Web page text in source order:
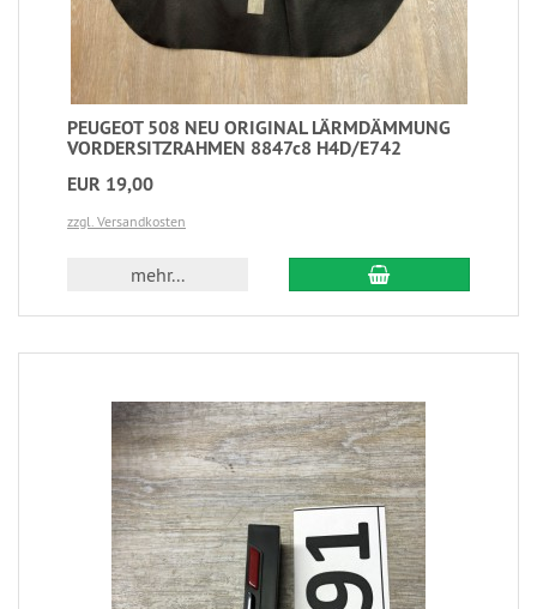
PEUGEOT 508 NEU ORIGINAL LÄRMDÄMMUNG
VORDERSITZRAHMEN 8847c8 H4D/E742
EUR 19,00
zzgl. Versandkosten
mehr...